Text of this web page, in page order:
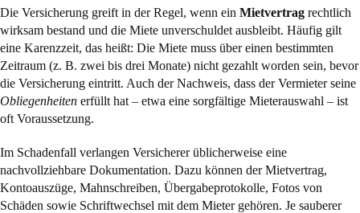
Die Versicherung greift in der Regel, wenn ein Mietvertrag rechtlich
wirksam bestand und die Miete unverschuldet ausbleibt. Häufig gilt
eine Karenzzeit, das heißt: Die Miete muss über einen bestimmten
Zeitraum (z. B. zwei bis drei Monate) nicht gezahlt worden sein, bevor
die Versicherung eintritt. Auch der Nachweis, dass der Vermieter seine
Obliegenheiten erfüllt hat – etwa eine sorgfältige Mieterauswahl – ist
oft Voraussetzung.
Im Schadenfall verlangen Versicherer üblicherweise eine
nachvollziehbare Dokumentation. Dazu können der Mietvertrag,
Kontoauszüge, Mahnschreiben, Übergabeprotokolle, Fotos von
Schäden sowie Schriftwechsel mit dem Mieter gehören. Je sauberer